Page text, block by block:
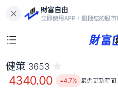
財富自由
立即使用APP，開啟您的股市
4340.00
健策 3653
4340.00 4.7% 最近更新時間